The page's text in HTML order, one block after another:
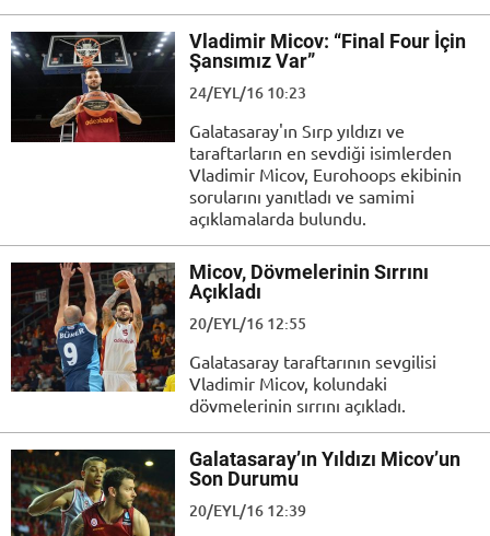
Vladimir Micov: “Final Four İçin
Şansımız Var”
24/EYL/16 10:23
Galatasaray'ın Sırp yıldızı ve
taraftarların en sevdiği isimlerden
Vladimir Micov, Eurohoops ekibinin
sorularını yanıtladı ve samimi
açıklamalarda bulundu.
Micov, Dövmelerinin Sırrını
Açıkladı
20/EYL/16 12:55
Galatasaray taraftarının sevgilisi
Vladimir Micov, kolundaki
dövmelerinin sırrını açıkladı.
Galatasaray’ın Yıldızı Micov’un
Son Durumu
20/EYL/16 12:39